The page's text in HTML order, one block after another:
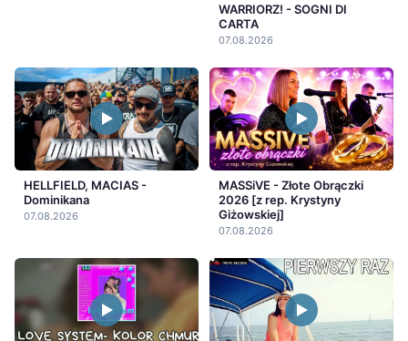
WARRIORZ! - SOGNI DI
CARTA
07.08.2026
HELLFIELD, MACIAS -
Dominikana
07.08.2026
MASSiVE - Złote Obrączki
2026 [z rep. Krystyny
Giżowskiej]
07.08.2026